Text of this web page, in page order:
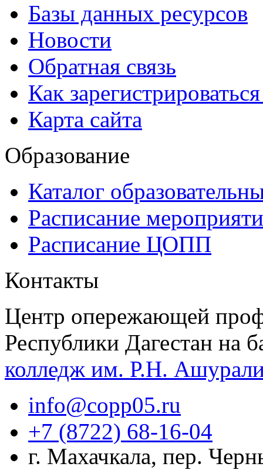
Базы данных ресурсов
Новости
Обратная связь
Как
Карта сайта
Образование
Каталог
Расписание
Расписание ЦОПП
Контакты
Центр опережающей
Республики Дагестан на
колледж им. Р.Н.
info@copp05.ru
+7 (8722) 68-16-04
г. Махачкала, пер.